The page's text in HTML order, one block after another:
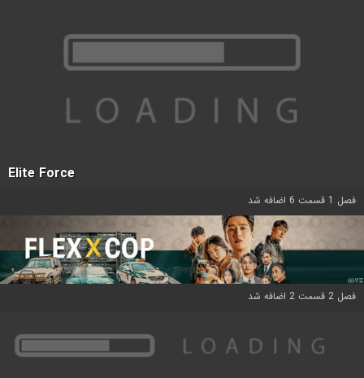
Elite Force
فصل 1 قسمت 6 اضافه شد
فصل 2 قسمت 2 اضافه شد